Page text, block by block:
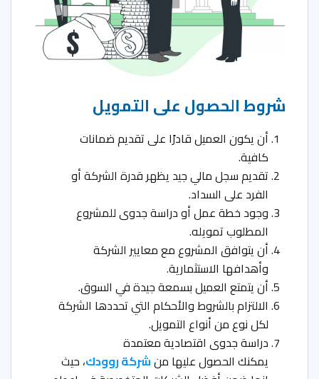
شروط الحصول على التمويل
أن يكون العميل قادرًا على تقديم ضمانات
كافية.
تقديم سجل مالي جيد يظهر قدرة الشركة أو
الفرد على السداد.
وجود خطة عمل أو دراسة جدوى للمشروع
المطلوب تمويله.
أن يتوافق المشروع مع معايير الشركة
وأهدافها الاستثمارية.
أن يتمتع العميل بسمعة جيدة في السوق.
الالتزام بالشروط والأحكام التي تحددها الشركة
لكل نوع من أنواع التمويل.
دراسة جدوى اقتصادية معتمدة
يمكنك الحصول عليها منشركة روودك، حيث